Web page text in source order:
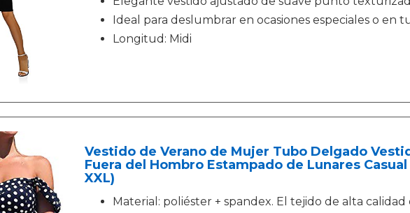
Ideal para deslumbrar en ocasiones especiales o en
Longitud: Midi
Vestido de Verano de Mujer Tubo Delgado
Fuera del Hombro Estampado de Lunares
XXL)
Material: poliéster + spandex. El tejido de alta calidad